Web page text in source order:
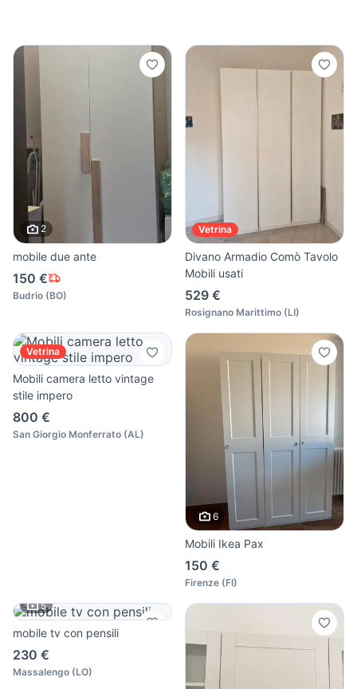
2
mobile due ante
150 €
Budrio (BO)
Vetrina
Divano Armadio Comò Tavolo
Mobili usati
529 €
Rosignano Marittimo (LI)
Vetrina
Mobili camera letto vintage
stile impero
800 €
San Giorgio Monferrato (AL)
6
Mobili Ikea Pax
150 €
Firenze (FI)
5
mobile tv con pensili
230 €
Massalengo (LO)